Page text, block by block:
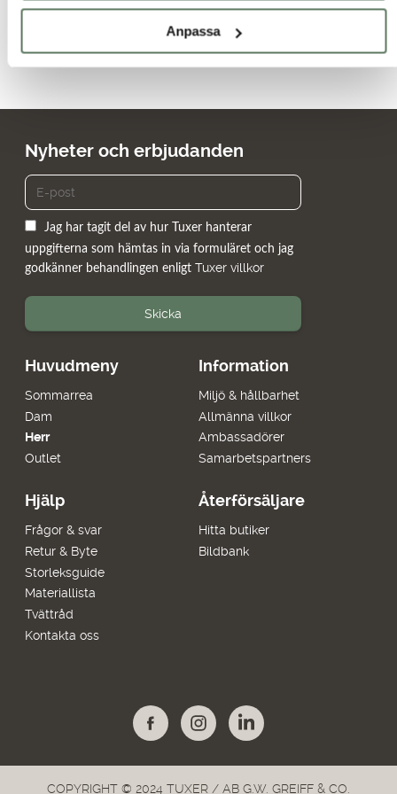
Anpassa
Huvudmeny
Sommarrea
Dam
Herr
Outlet
Information
Miljö & hållbarhet
Allmänna villkor
Ambassadörer
Samarbetspartners
Hjälp
Frågor & svar
Retur & Byte
Storleksguide
Materiallista
Tvättråd
Kontakta oss
Återförsäljare
Hitta butiker
Bildbank
Nyheter och erbjudanden
Jag har tagit del av hur Tuxer hanterar
uppgifterna som hämtas in via formuläret och jag
godkänner behandlingen enligt Tuxer villkor
Skicka
COPYRIGHT © 2024 TUXER / AB G.W. GREIFF & CO.